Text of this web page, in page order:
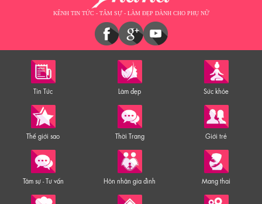
KÊNH TIN TỨC - TÂM SỰ - LÀM ĐẸP DÀNH CHO PHỤ NỮ
Tin Tức Làm đẹp Sức khỏe
Thế giới sao Thời Trang Giới trẻ
Tâm sự - Tư vấn Hôn nhân gia đình Mang thai